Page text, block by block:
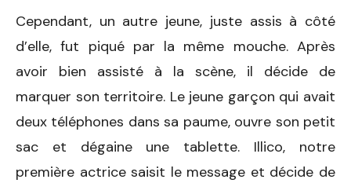
Cependant, un autre jeune, juste assis à côté
d’elle, fut piqué par la même mouche. Après
avoir bien assisté à la scène, il décide de
marquer son territoire. Le jeune garçon qui avait
deux téléphones dans sa paume, ouvre son petit
sac et dégaine une tablette. Illico, notre
première actrice saisit le message et décide de